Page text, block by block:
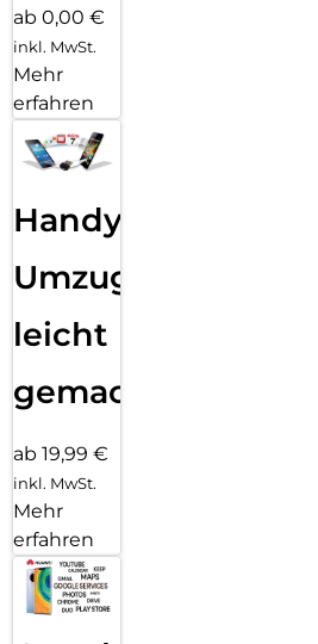
ab 0,00 €
inkl. MwSt.
Mehr
erfahren
Handy
Umzug
leicht
gemacht!
ab 19,99 €
inkl. MwSt.
Mehr
erfahren